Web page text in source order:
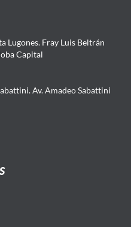
Lugones. Fray Luis Beltrán
Capital
Av. Amadeo Sabattini